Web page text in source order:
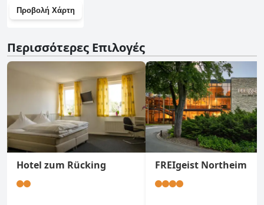
Προβολή Χάρτη
Περισσότερες Επιλογές
Hotel zum Rücking FREIgeist Northeim